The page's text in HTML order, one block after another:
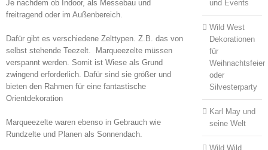
Je nachdem ob Indoor, als Messebau und
freitragend oder im Außenbereich.
Dafür gibt es verschiedene Zelttypen. Z.B. das von
selbst stehende Teezelt. Marqueezelte müssen
verspannt werden. Somit ist Wiese als Grund
zwingend erforderlich. Dafür sind sie größer und
bieten den Rahmen für eine fantastische
Orientdekoration
Marqueezelte waren ebenso in Gebrauch wie
Rundzelte und Planen als Sonnendach.
und Events
Wild West
Dekorationen
für
Weihnachtsfeier
oder
Silvesterparty
Karl May und
seine Welt
Wild Wild